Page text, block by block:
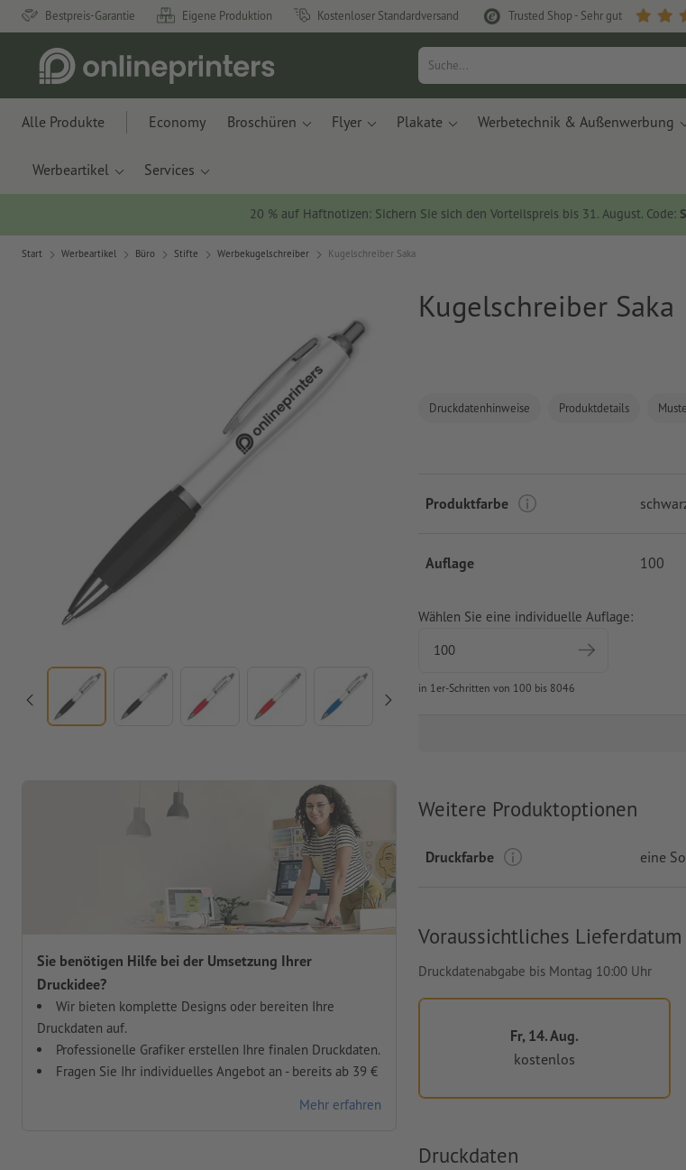
Bestpreis-Garantie Eigene Produktion Kostenloser Standardversand Trusted Shop - Sehr gut
Alle Produkte Economy Broschüren Flyer Plakate Werbetechnik & Außenwerbung
Werbeartikel Services
20 % auf Haftnotizen: Sichern Sie sich den Vorteilspreis bis 31. August. Code:
Start Werbeartikel Büro Stifte Werbekugelschreiber Kugelschreiber Saka
Kugelschreiber Saka
Sie benötigen Hilfe bei der Umsetzung Ihrer
Druckidee?
Wir bieten komplette Designs oder bereiten Ihre
Druckdaten auf.
Professionelle Grafiker erstellen Ihre finalen Druckdaten.
Fragen Sie Ihr individuelles Angebot an - bereits ab 39 €
Mehr erfahren
Druckdatenhinweise Produktdetails
Produktfarbe
Auflage 100
Wählen Sie eine individuelle Auflage:
in 1er-Schritten von 100 bis 8046
Weitere Produktoptionen
Druckfarbe eine
Voraussichtliches Lieferdatum
Druckdatenabgabe bis Montag 10:00 Uhr
Fr, 14. Aug.
kostenlos
Druckdaten